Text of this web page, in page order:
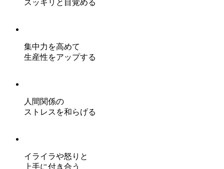
スッキリと目覚める
集中力を高めて
生産性をアップする
人間関係の
ストレスを和らげる
イライラや怒りと
上手に付き合う